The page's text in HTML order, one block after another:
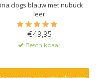
clogs blauw met nubuck
leer
€49,95
Beschikbaar